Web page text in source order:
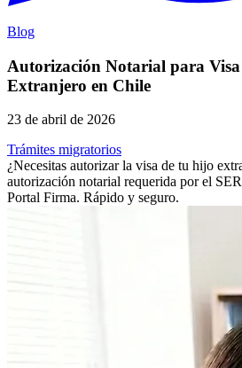
Blog
Autorización Notarial para
Extranjero en Chile
23 de abril de 2026
Trámites migratorios
¿Necesitas autorizar la visa de tu hijo
autorización notarial requerida por el
Portal Firma. Rápido y seguro.